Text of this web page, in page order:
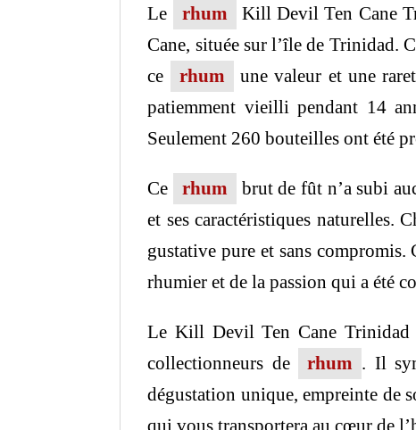
Le rhum Kill Devil Ten Cane
Cane, située sur l’île de Trinidad.
ce
rhum une valeur et une
patiemment vieilli pendant 14
Seulement 260 bouteilles ont été
Ce rhum brut de fût n’a subi
et ses caractéristiques naturelles.
gustative pure et sans compromis.
rhumier et de la passion qui a été
Le Kill Devil Ten Cane Trinidad
collectionneurs de
rhum . Il
dégustation unique, empreinte de
qui vous transportera au cœur de